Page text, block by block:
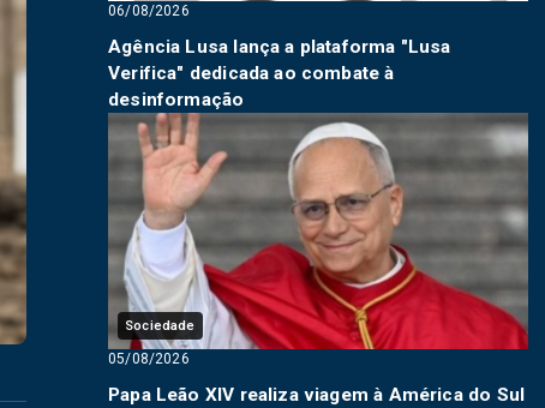
06/08/2026
Agência Lusa lança a plataforma "Lusa
Verifica" dedicada ao combate à
desinformação
Sociedade
05/08/2026
Papa Leão XIV realiza viagem à América do Sul